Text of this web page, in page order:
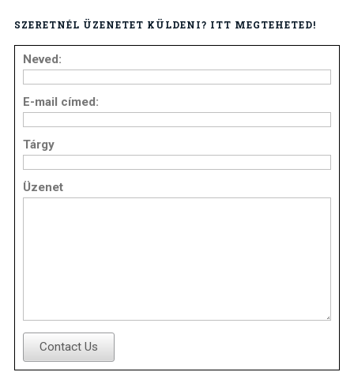
SZERETNÉL ÜZENETET KÜLDENI? ITT MEGTEHETED!
Neved:
E-mail címed:
Tárgy
Üzenet
Contact Us